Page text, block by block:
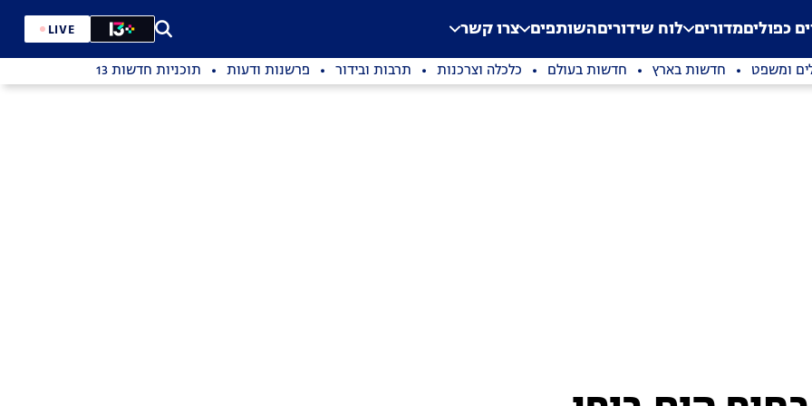
Application error: a
. כפוליםמדורים לוח שידוריםהשותפים צרו קשר LIVE
ומשפט חדשות בארץ חדשות בעולם כלכלה וצרכנות תרבות ובידור פרשנות ודעות תוכניות חדשות 13